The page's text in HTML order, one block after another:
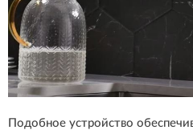
Подобное устройство